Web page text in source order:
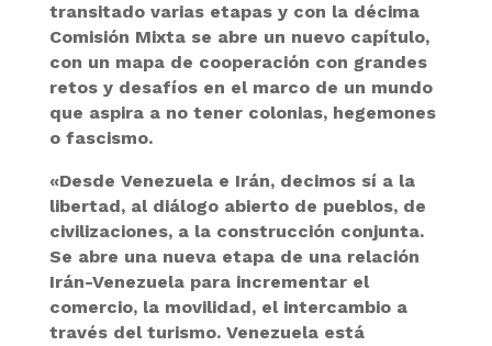
transitado varias etapas y con la décima
Comisión Mixta se abre un nuevo capítulo,
con un mapa de cooperación con grandes
retos y desafíos en el marco de un mundo
que aspira a no tener colonias, hegemones
o fascismo.
«Desde Venezuela e Irán, decimos sí a la
libertad, al diálogo abierto de pueblos, de
civilizaciones, a la construcción conjunta.
Se abre una nueva etapa de una relación
Irán-Venezuela para incrementar el
comercio, la movilidad, el intercambio a
través del turismo. Venezuela está